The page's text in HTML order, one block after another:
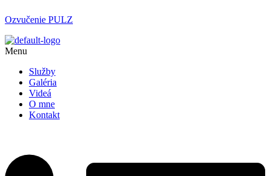
Ozvučenie PULZ
Menu
Služby
Galéria
Videá
O mne
Kontakt